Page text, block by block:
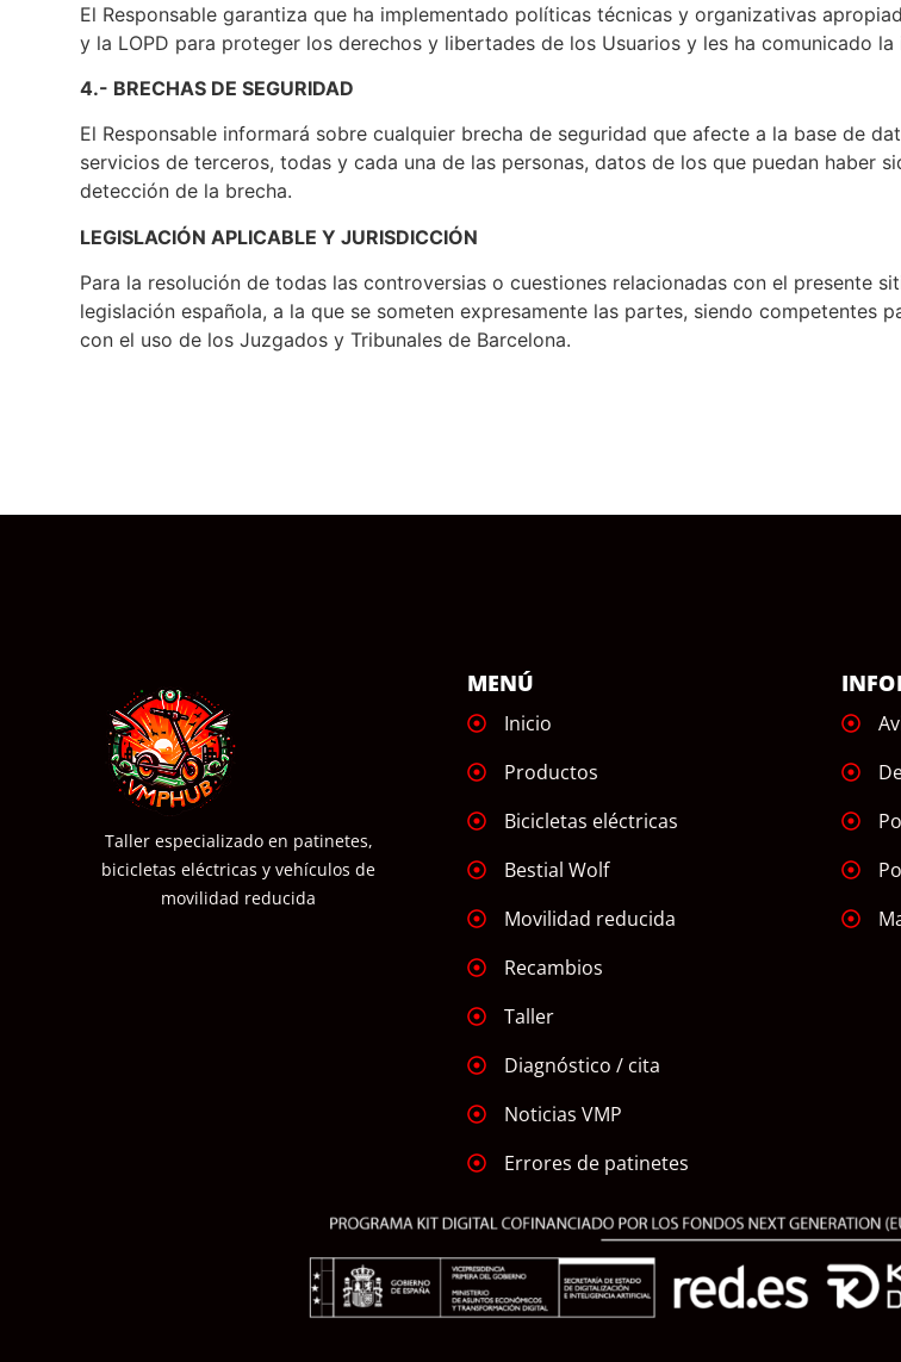
El Responsable garantiza que ha implementado políticas técnicas y organizativas
y la LOPD para proteger los derechos y libertades de los Usuarios y les ha comunicado
4.- BRECHAS DE SEGURIDAD
El Responsable informará sobre cualquier brecha de seguridad que afecte a la base de
servicios de terceros, todas y cada una de las personas, datos de los que puedan haber
detección de la brecha.
LEGISLACIÓN APLICABLE Y JURISDICCIÓN
Para la resolución de todas las controversias o cuestiones relacionadas con el presente
legislación española, a la que se someten expresamente las partes, siendo
con el uso de los Juzgados y Tribunales de Barcelona.
Taller especializado en patinetes,
bicicletas eléctricas y vehículos de
movilidad reducida
MENÚ
Inicio
Productos
Bicicletas eléctricas
Bestial Wolf
Movilidad reducida
Recambios
Taller
Diagnóstico / cita
Noticias VMP
Errores de patinetes